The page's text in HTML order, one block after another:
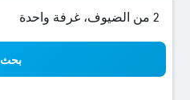
2 من الضيوف، غرفة واحدة
بحث